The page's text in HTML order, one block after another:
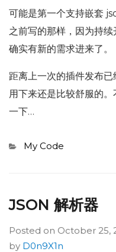
可能是第一个支持嵌套
之前写的那样，因为持
确实有新的需求进来了。
距离上一次的插件发布
用下来还是比较舒服的
一下…
Categories
My Code
JSON 解析器
Posted on October 25,
by D0n9X1n